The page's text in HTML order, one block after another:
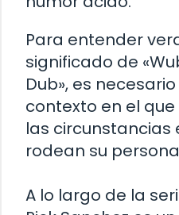
Para entender
significado de
Dub», es
contexto en el
las circunstancias
rodean su
A lo largo de la